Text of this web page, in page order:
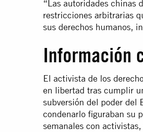
“Las autoridades chinas
restricciones arbitrarias
sus derechos humanos,
Información
El activista de los
en libertad tras cumplir
subversión del poder del
condenarlo figuraban su
semanales con